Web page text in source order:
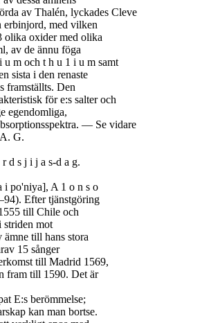
av Thalén, lyckades Cleve
erbinjord, med vilken
olika oxider med olika
av de ännu föga
u m och t h u 1 i u m samt
sista i den renaste
framställts. Den
för e:s salter och
egendomliga,
— Se vidare
d s j i j a s-d a g.
po'niya], A 1 o n s o
Efter tjänstgöring
till Chile och
striden mot
ämne till hans stora
15 sånger
till Madrid 1569,
fram till 1590. Det är
E:s berömmelse;
kan man bortse.